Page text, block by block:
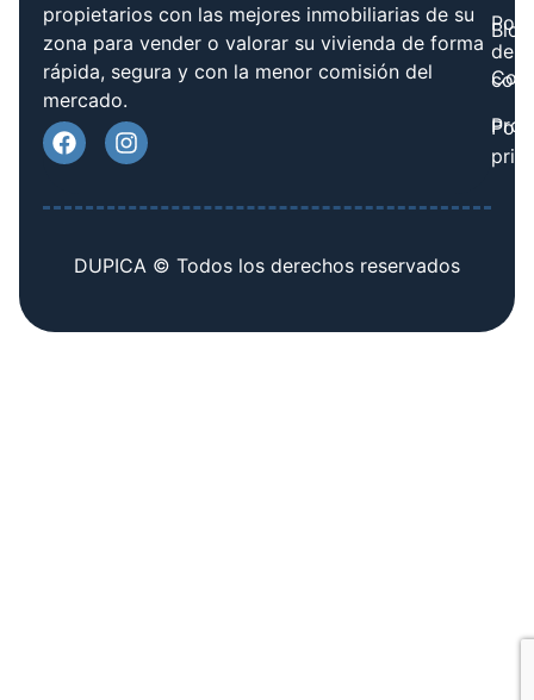
propietarios con las mejores inmobiliarias de su
zona para vender o valorar su vivienda de forma
rápida, segura y con la menor comisión del
mercado.
Blog
de
DUPICA © Todos los derechos reservados